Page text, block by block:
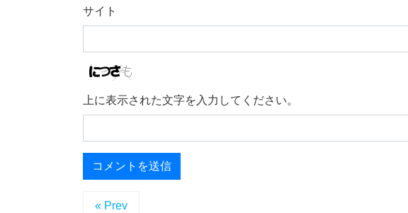
サイト
上に表示された文字を入力してください。
« Prev